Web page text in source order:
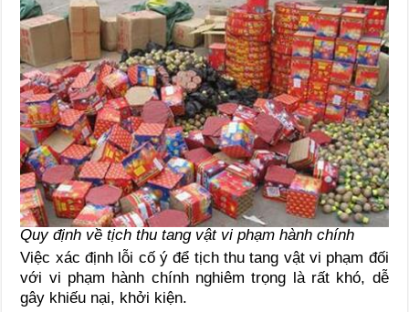
Quy định về tịch thu tang vật vi phạm hành chính
Việc xác định lỗi cố ý để tịch thu tang vật vi phạm đối
với vi phạm hành chính nghiêm trọng là rất khó, dễ
gây khiếu nại, khởi kiện.